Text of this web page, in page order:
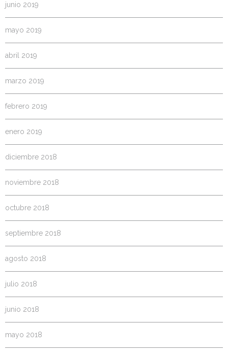
junio 2019
mayo 2019
abril 2019
marzo 2019
febrero 2019
enero 2019
diciembre 2018
noviembre 2018
octubre 2018
septiembre 2018
agosto 2018
julio 2018
junio 2018
mayo 2018